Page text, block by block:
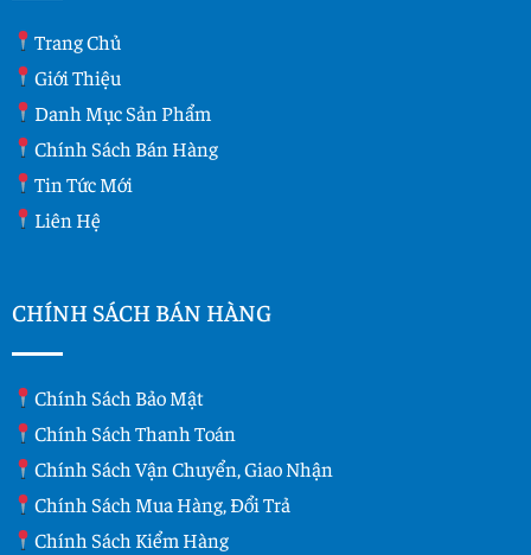
Trang Chủ
Giới Thiệu
Danh Mục Sản Phẩm
Chính Sách Bán Hàng
Tin Tức Mới
Liên Hệ
CHÍNH SÁCH BÁN HÀNG
Chính Sách Bảo Mật
Chính Sách Thanh Toán
Chính Sách Vận Chuyển, Giao Nhận
Chính Sách Mua Hàng, Đổi Trả
Chính Sách Kiểm Hàng